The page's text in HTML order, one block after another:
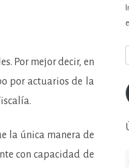
Por mejor decir, en
por actuarios de la
la única manera de
con capacidad de